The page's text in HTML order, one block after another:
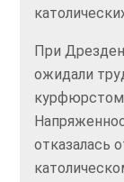
При
ожидали
курфюрстом
отказалась